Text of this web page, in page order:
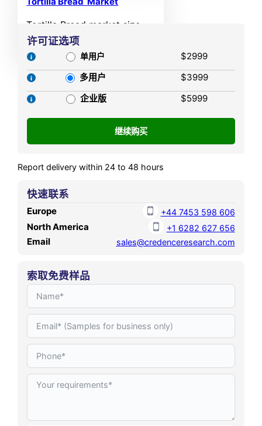
a CAGR of 9.19% during the
forecast period.
Tortilla Bread market size
was valued USD 45,668.6
Million in 2024 and is
anticipated to reach USD
71,697.34 Million by 2032, at
a CAGR of 5.8% during the
许可证选项
单用户
$2999
多用户
$3999
企业版
$5999
Report delivery within 24 to 48 hours
快速联系
Europe +44 7453 598 606
North America +1 6282 627 656
Email sales@credenceresearch.com
索取免费样品